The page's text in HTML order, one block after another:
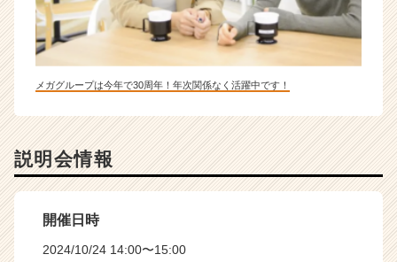
メガグループは今年で30周年！年次関係なく活躍中です！
説明会情報
開催日時
2024/10/24 14:00〜15:00